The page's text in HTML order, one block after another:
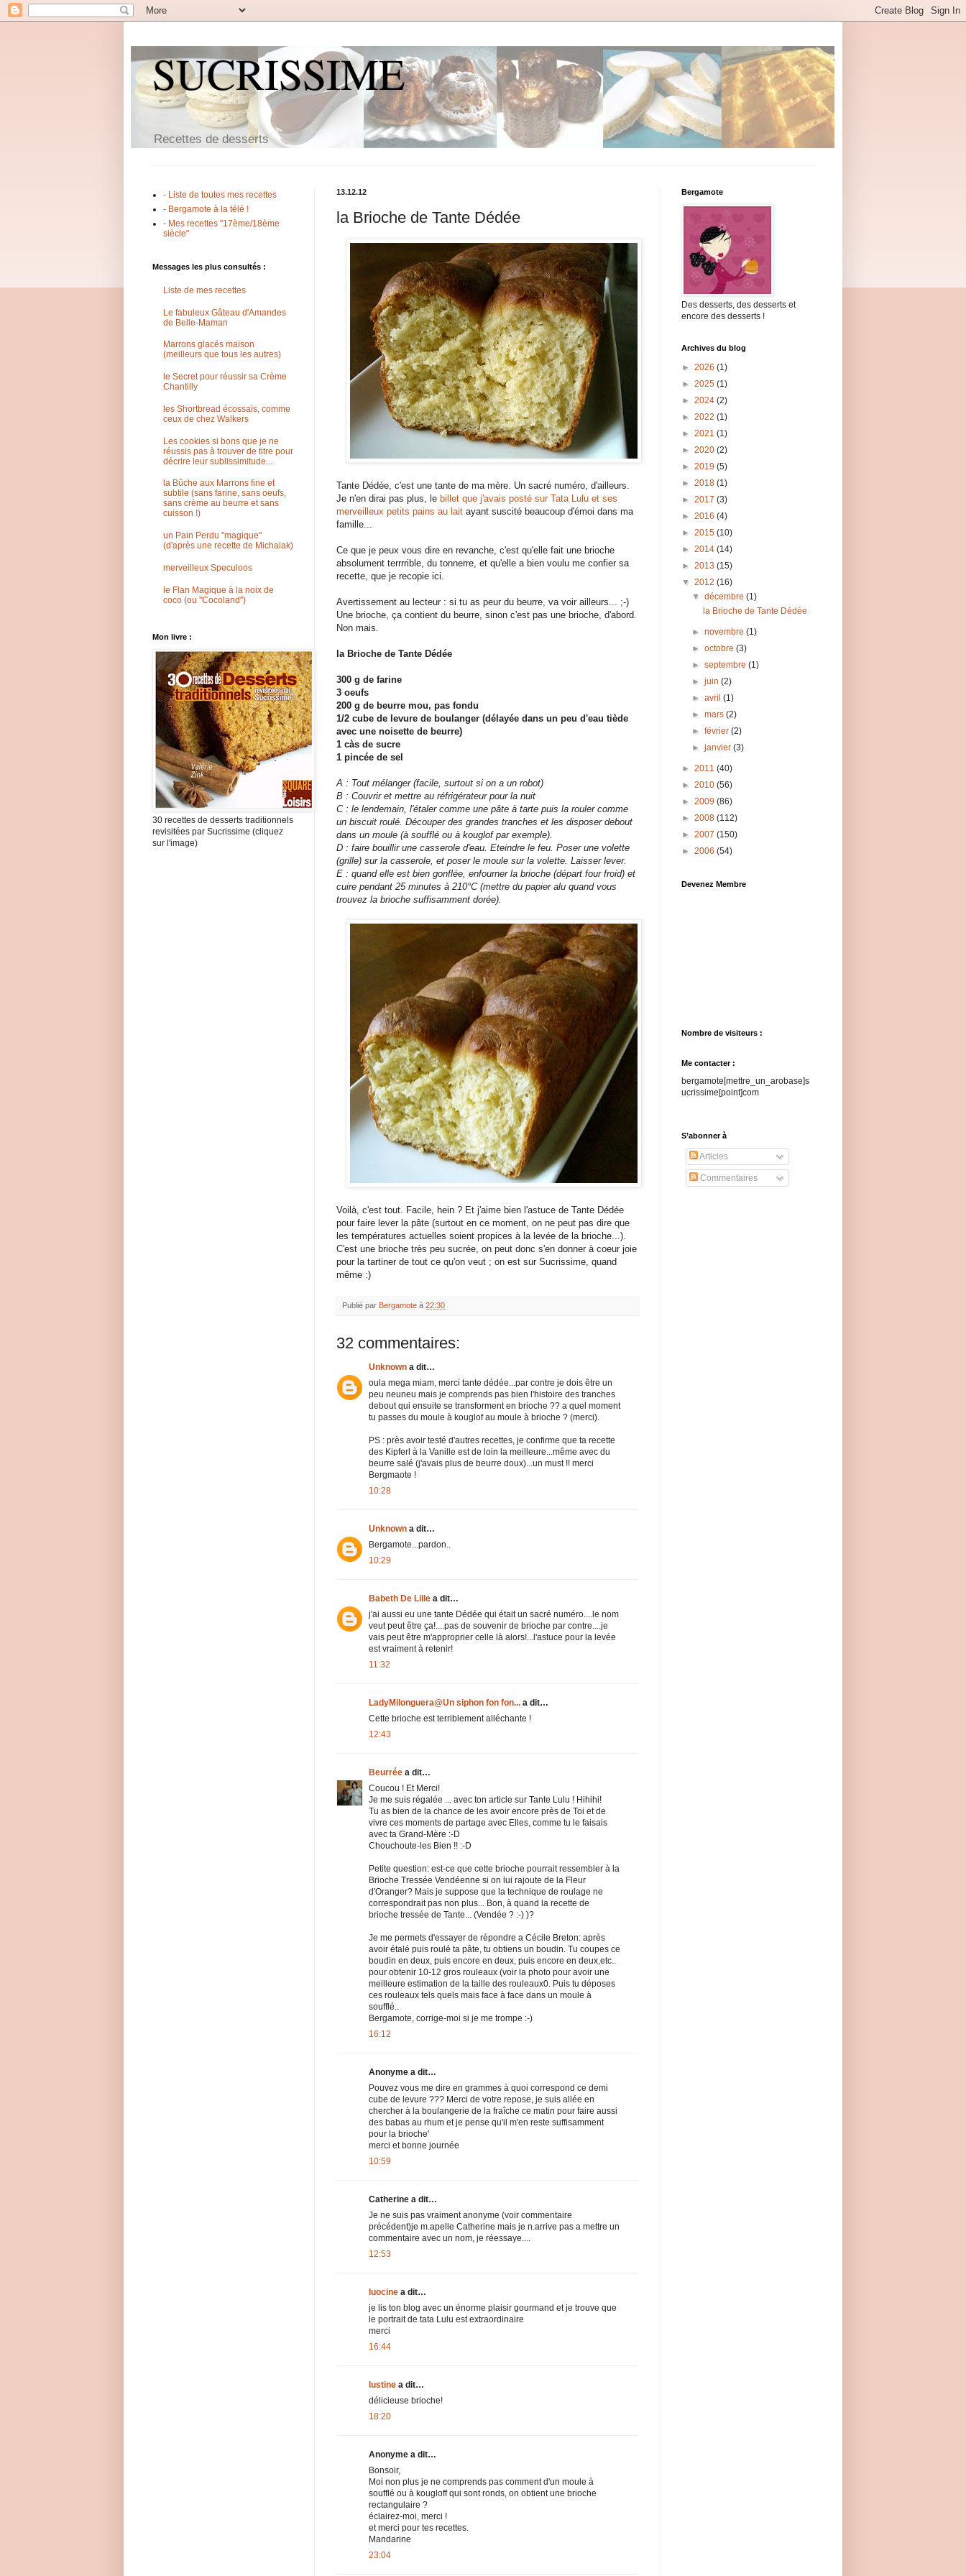
SUCRISSIME
Recettes de desserts
13.12.12
la Brioche de Tante Dédée
Tante Dédée, c'est une tante de ma mère. Un sacré numéro, d'ailleurs.
Je n'en dirai pas plus, le billet que j'avais posté sur Tata Lulu et ses
merveilleux petits pains au lait ayant suscité beaucoup d'émoi dans ma
famille...
Ce que je peux vous dire en revanche, c'est qu'elle fait une brioche
absolument terrrrible, du tonnerre, et qu'elle a bien voulu me confier sa
recette, que je recopie ici.
Avertissement au lecteur : si tu as peur du beurre, va voir ailleurs... ;-)
Une brioche, ça contient du beurre, sinon c'est pas une brioche, d'abord.
Non mais.
la Brioche de Tante Dédée
300 g de farine
3 oeufs
200 g de beurre mou, pas fondu
1/2 cube de levure de boulanger (délayée dans un peu d'eau tiède
avec une noisette de beurre)
1 càs de sucre
1 pincée de sel
A : Tout mélanger (facile, surtout si on a un robot)
B : Couvrir et mettre au réfrigérateur pour la nuit
C : le lendemain, l'étaler comme une pâte à tarte puis la rouler comme
un biscuit roulé. Découper des grandes tranches et les disposer debout
dans un moule (à soufflé ou à kouglof par exemple).
D : faire bouillir une casserole d'eau. Eteindre le feu. Poser une volette
(grille) sur la casserole, et poser le moule sur la volette. Laisser lever.
E : quand elle est bien gonflée, enfourner la brioche (départ four froid) et
cuire pendant 25 minutes à 210°C (mettre du papier alu quand vous
trouvez la brioche suffisamment dorée).
Voilà, c'est tout. Facile, hein ? Et j'aime bien l'astuce de Tante Dédée
pour faire lever la pâte (surtout en ce moment, on ne peut pas dire que
les températures actuelles soient propices à la levée de la brioche...).
C'est une brioche très peu sucrée, on peut donc s'en donner à coeur joie
pour la tartiner de tout ce qu'on veut ; on est sur Sucrissime, quand
même :)
Publié par Bergamote à 22:30
32 commentaires:
Unknown a dit…
oula mega miam, merci tante dédée...par contre je dois être un
peu neuneu mais je comprends pas bien l'histoire des tranches
debout qui ensuite se transforment en brioche ?? a quel moment
tu passes du moule à kouglof au moule à brioche ? (merci).
PS : près avoir testé d'autres recettes, je confirme que ta recette
des Kipferl à la Vanille est de loin la meilleure...même avec du
beurre salé (j'avais plus de beurre doux)...un must !! merci
Bergmaote !
10:28
Unknown a dit…
Bergamote...pardon..
10:29
Babeth De Lille a dit…
j'ai aussi eu une tante Dédée qui était un sacré numéro....le nom
veut peut être ça!....pas de souvenir de brioche par contre....je
vais peut être m'approprier celle là alors!...l'astuce pour la levée
est vraiment à retenir!
11:32
LadyMilonguera@Un siphon fon fon... a dit…
Cette brioche est terriblement alléchante !
12:43
Beurrée a dit…
Coucou ! Et Merci!
Je me suis régalée ... avec ton article sur Tante Lulu ! Hihihi!
Tu as bien de la chance de les avoir encore près de Toi et de
vivre ces moments de partage avec Elles, comme tu le faisais
avec ta Grand-Mère :-D
Chouchoute-les Bien !! :-D
Petite question: est-ce que cette brioche pourrait ressembler à la
Brioche Tressée Vendéenne si on lui rajoute de la Fleur
d'Oranger? Mais je suppose que la technique de roulage ne
correspondrait pas non plus... Bon, à quand la recette de
brioche tressée de Tante... (Vendée ? :-) )?
Je me permets d'essayer de répondre a Cécile Breton: après
avoir étalé puis roulé ta pâte, tu obtiens un boudin. Tu coupes ce
boudin en deux, puis encore en deux, puis encore en deux,etc..
pour obtenir 10-12 gros rouleaux (voir la photo pour avoir une
meilleure estimation de la taille des rouleaux0. Puis tu déposes
ces rouleaux tels quels mais face à face dans un moule à
soufflé..
Bergamote, corrige-moi si je me trompe :-)
16:12
Anonyme a dit…
Pouvez vous me dire en grammes à quoi correspond ce demi
cube de levure ??? Merci de votre repose, je suis allée en
chercher à la boulangerie de la fraîche ce matin pour faire aussi
des babas au rhum et je pense qu'il m'en reste suffisamment
pour la brioche'
merci et bonne journée
10:59
Catherine a dit…
Je ne suis pas vraiment anonyme (voir commentaire
précédent)je m.apelle Catherine mais je n.arrive pas a mettre un
commentaire avec un nom, je réessaye....
12:53
luocine a dit…
je lis ton blog avec un énorme plaisir gourmand et je trouve que
le portrait de tata Lulu est extraordinaire
merci
16:44
lustine a dit…
délicieuse brioche!
18:20
Anonyme a dit…
Bonsoir,
Moi non plus je ne comprends pas comment d'un moule à
soufflé ou à kougloff qui sont ronds, on obtient une brioche
rectangulaire ?
éclairez-moi, merci !
et merci pour tes recettes.
Mandarine
23:04
- Liste de toutes mes recettes
- Bergamote à la télé !
- Mes recettes "17ème/18ème
siècle"
Messages les plus consultés :
Liste de mes recettes
Le fabuleux Gâteau d'Amandes
de Belle-Maman
Marrons glacés maison
(meilleurs que tous les autres)
le Secret pour réussir sa Crème
Chantilly
les Shortbread écossais, comme
ceux de chez Walkers
Les cookies si bons que je ne
réussis pas à trouver de titre pour
décrire leur sublissimitude...
la Bûche aux Marrons fine et
subtile (sans farine, sans oeufs,
sans crème au beurre et sans
cuisson !)
un Pain Perdu "magique"
(d'après une recette de Michalak)
merveilleux Speculoos
le Flan Magique à la noix de
coco (ou "Cocoland")
Mon livre :
30 recettes de desserts traditionnels
revisitées par Sucrissime (cliquez
sur l'image)
Bergamote
Des desserts, des desserts et
encore des desserts !
Archives du blog
► 2026 (1)
► 2025 (1)
► 2024 (2)
► 2022 (1)
► 2021 (1)
► 2020 (2)
► 2019 (5)
► 2018 (1)
► 2017 (3)
► 2016 (4)
► 2015 (10)
► 2014 (14)
► 2013 (15)
▼ 2012 (16)
▼décembre(1)
la Brioche de Tante Dédée
►novembre(1)
►octobre(3)
►septembre(1)
►juin(2)
►avril(1)
►mars(2)
►février(2)
►janvier(3)
► 2011 (40)
► 2010 (56)
► 2009 (86)
► 2008 (112)
► 2007 (150)
► 2006 (54)
Devenez Membre
Nombre de visiteurs :
Me contacter :
bergamote[mettre_un_arobase]s
ucrissime[point]com
S’abonner à
Articles
Commentaires